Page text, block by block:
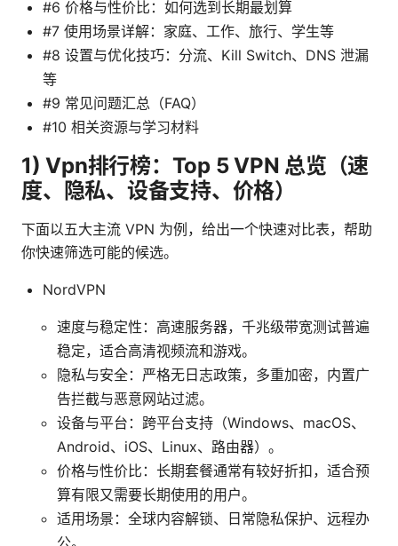
#6 价格与性价比：如何选到长期最划算
#7 使用场景详解：家庭、工作、旅行、学生等
#8 设置与优化技巧：分流、Kill Switch、DNS 泄漏
等
#9 常见问题汇总（FAQ）
#10 相关资源与学习材料
1) Vpn排行榜：Top 5 VPN 总览（速
度、隐私、设备支持、价格）
下面以五大主流 VPN 为例，给出一个快速对比表，帮助
你快速筛选可能的候选。
NordVPN
速度与稳定性：高速服务器，千兆级带宽测试普遍
稳定，适合高清视频流和游戏。
隐私与安全：严格无日志政策，多重加密，内置广
告拦截与恶意网站过滤。
设备与平台：跨平台支持（Windows、macOS、
Android、iOS、Linux、路由器）。
价格与性价比：长期套餐通常有较好折扣，适合预
算有限又需要长期使用的用户。
适用场景：全球内容解锁、日常隐私保护、远程办
公。